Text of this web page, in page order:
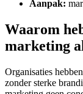
Aanpak:
Waarom
marketing
Organisaties
zonder sterke